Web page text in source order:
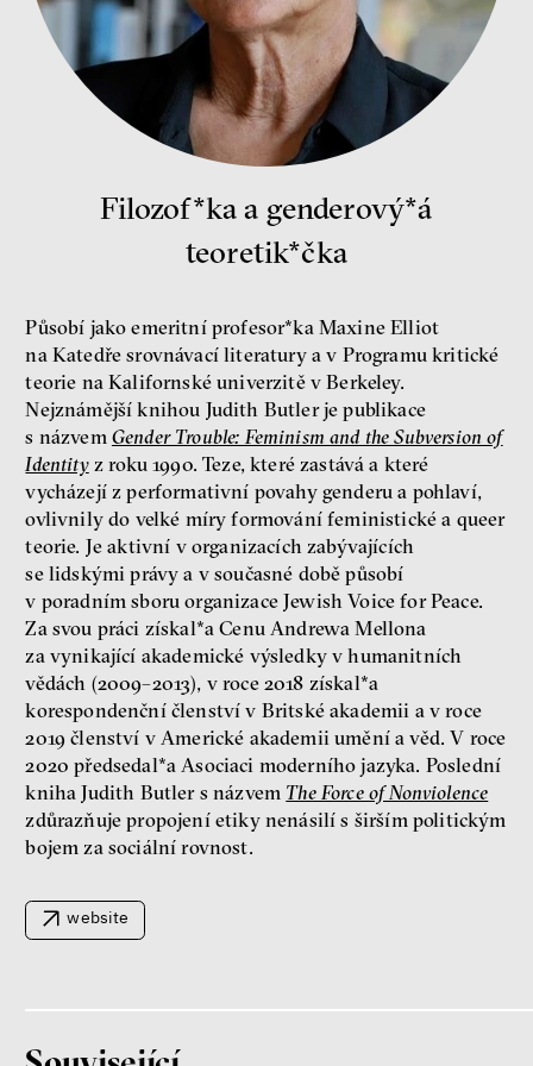
nerovnost
Fotogalerie IF 2025
Patricia Churchland
Filozofka
Seznamky, skinnyTok a nový
konzervatismus: mapa
současných vztahů a online
seznamek
Terézia Ferjančeková, Petr
Bittner
rozhovor
Filozof*ka a genderový*á
teoretik*čka
Působí jako emeritní profesor*ka Maxine Elliot
na Katedře srovnávací literatury a v Programu kritické
teorie na Kalifornské univerzitě v Berkeley.
Nejznámější knihou Judith Butler je publikace
s názvem Gender Trouble: Feminism and the Subversion of
Identityz roku 1990. Teze, které zastává a které
vycházejí z performativní povahy genderu a pohlaví,
ovlivnily do velké míry formování feministické a queer
teorie. Je aktivní v organizacích zabývajících
se lidskými právy a v současné době působí
v poradním sboru organizace Jewish Voice for Peace.
Za svou práci získal*a Cenu Andrewa Mellona
za vynikající akademické výsledky v humanitních
vědách (2009–2013), v roce 2018 získal*a
korespondenční členství v Britské akademii a v roce
2019 členství v Americké akademii umění a věd. V roce
2020 předsedal*a Asociaci moderního jazyka. Poslední
kniha Judith Butler s názvem The Force of Nonviolence
zdůrazňuje propojení etiky nenásilí s širším politickým
bojem za sociální rovnost.
website